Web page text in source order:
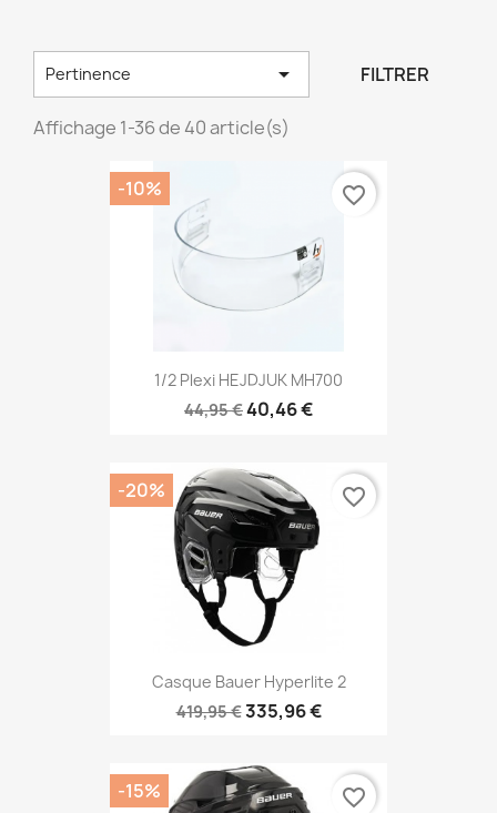
Pertinence  FILTRER
Affichage 1-36 de 40 article(s)
1/2 Plexi HEJDJUK MH700
44,95 €40,46 €
-10% favorite_border
Casque Bauer Hyperlite 2
419,95 €335,96 €
-20% favorite_border
-15% favorite_border